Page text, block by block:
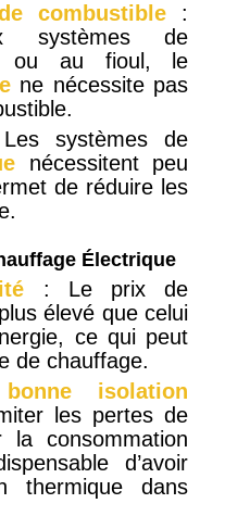
combustible :
systèmes de
ou au fioul, le
ne nécessite pas
systèmes de
nécessitent peu
de réduire les
Électrique
: Le prix de
élevé que celui
ce qui peut
de chauffage.
isolation
les pertes de
la consommation
d’avoir
thermique dans